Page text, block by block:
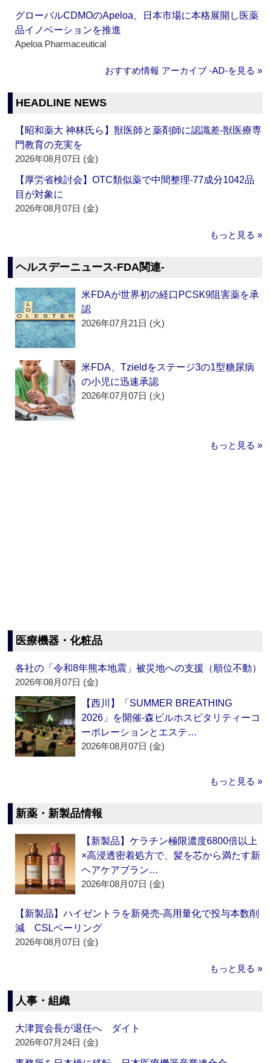
グローバルCDMOのApeloa、日本市場に本格展開し医薬
品イノベーションを推進
Apeloa Pharmaceutical
おすすめ情報 アーカイブ ‐AD‐を見る »
HEADLINE NEWS
【昭和薬大 神林氏ら】獣医師と薬剤師に認識差‐獣医療専
門教育の充実を
2026年08月07日 (金)
【厚労省検討会】OTC類似薬で中間整理‐77成分1042品
目が対象に
2026年08月07日 (金)
もっと見る »
ヘルスデーニュース‐FDA関連‐
米FDAが世界初の経口PCSK9阻害薬を承
認
2026年07月21日 (火)
米FDA、Tzieldをステージ3の1型糖尿病
の小児に迅速承認
2026年07月07日 (火)
もっと見る »
医療機器・化粧品
各社の「令和8年熊本地震」被災地への支援（順位不動）
2026年08月07日 (金)
【西川】「SUMMER BREATHING
2026」を開催‐森ビルホスピタリティーコ
ーポレーションとエステ…
2026年08月07日 (金)
もっと見る »
新薬・新製品情報
【新製品】ケラチン極限濃度6800倍以上
×高浸透密着処方で、髪を芯から満たす新
ヘアケアブラン…
2026年08月07日 (金)
【新製品】ハイゼントラを新発売‐高用量化で投与本数削
減 CSLベーリング
2026年08月07日 (金)
もっと見る »
人事・組織
大津賀会長が退任へ ダイト
2026年07月24日 (金)